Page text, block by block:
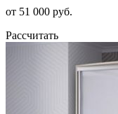
от 51 000 руб.
Рассчитать